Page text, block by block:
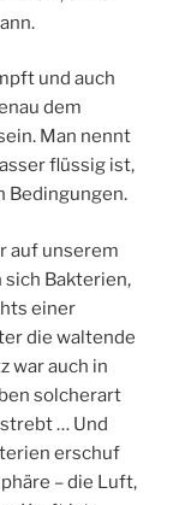
und auch
dem
Man nennt
flüssig ist,
Bedingungen.
auf unserem
sich Bakterien,
einer
die waltende
war auch in
solcherart
… Und
erschuf
– die Luft,